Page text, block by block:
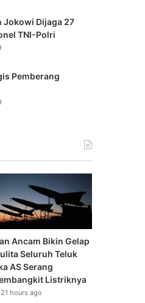
Jokowi Dijaga 27
TNI-Polri
Pemberang
Ancam Bikin Gelap
Seluruh Teluk
AS Serang
Listriknya
21 hours ago